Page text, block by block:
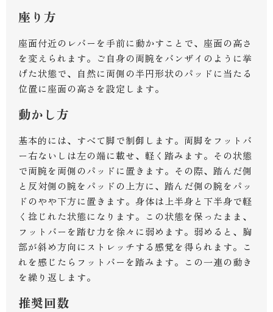
座り方
座面付近のレバーを手前に動かすことで、座面の高さ
を変えられます。ご自身の両腕をバンザイのように挙
げた状態で、自然に両側の半円形状のパッドに当たる
位置に座面の高さを設定します。
動かし方
基本的には、すべて脚で制御します。両脚をフットバ
ー右ないしは左の端に載せ、軽く踏みます。その状態
で両腕を両側のパッドに置きます。その際、踏んだ側
と反対側の腕をパッドの上方に、踏んだ側の腕をパッ
ドのやや下方に置きます。身体は上半身と下半身で軽
く捻じれた状態になります。この状態を保ったまま、
フットバーを踏む力を徐々に弱めます。弱めると、胸
部が斜め方向にストレッチする感覚を得られます。こ
れを感じたらフットバーを踏みます。この一連の動き
を繰り返します。
推奨回数